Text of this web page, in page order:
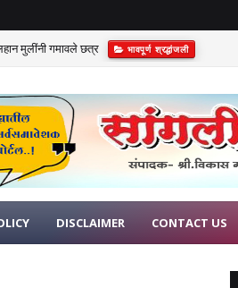
मुलींनी गमावले छत्र भावपूर्ण श्रद्धांजली
DISCLAIMER CONTACT US